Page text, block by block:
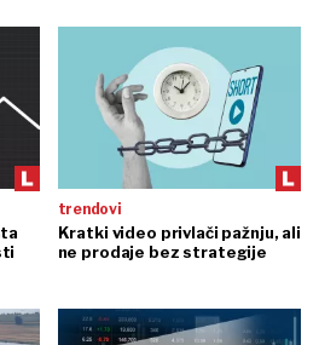
trendovi
Kratki video privlači pažnju, ali
ne prodaje bez strategije